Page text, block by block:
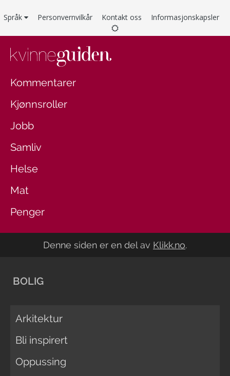
Språk Personvernvilkår Kontakt oss Informasjonskapsler
Kommentarer
Kjønnsroller
Jobb
Samliv
Helse
Mat
Penger
Denne siden er en del av Klikk.no.
BOLIG
Arkitektur
Bli inspirert
Oppussing